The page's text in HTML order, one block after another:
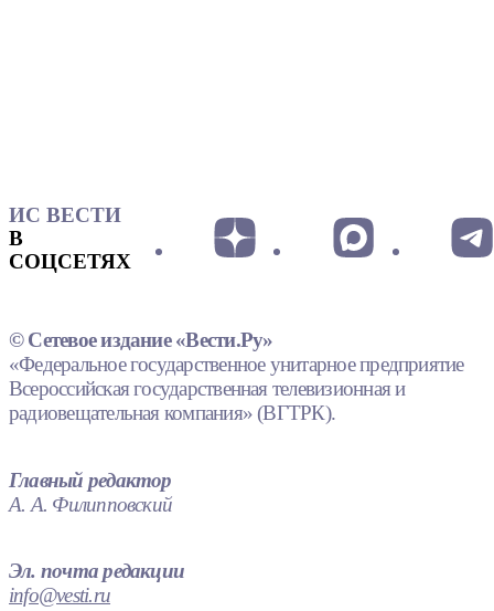
ИС ВЕСТИ
В
СОЦСЕТЯХ
© Сетевое издание «Вести.Ру»
«Федеральное государственное унитарное предприятие
Всероссийская государственная телевизионная и
радиовещательная компания» (ВГТРК).
Главный редактор
А. А. Филипповский
Эл. почта редакции
info@vesti.ru